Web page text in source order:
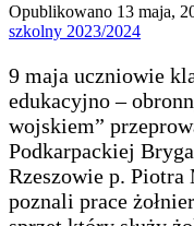
Opublikowano 13 maja,
szkolny 2023/2024
9 maja uczniowie
edukacyjno –
wojskiem”
Podkarpackiej
Rzeszowie p. Piotra
poznali prace